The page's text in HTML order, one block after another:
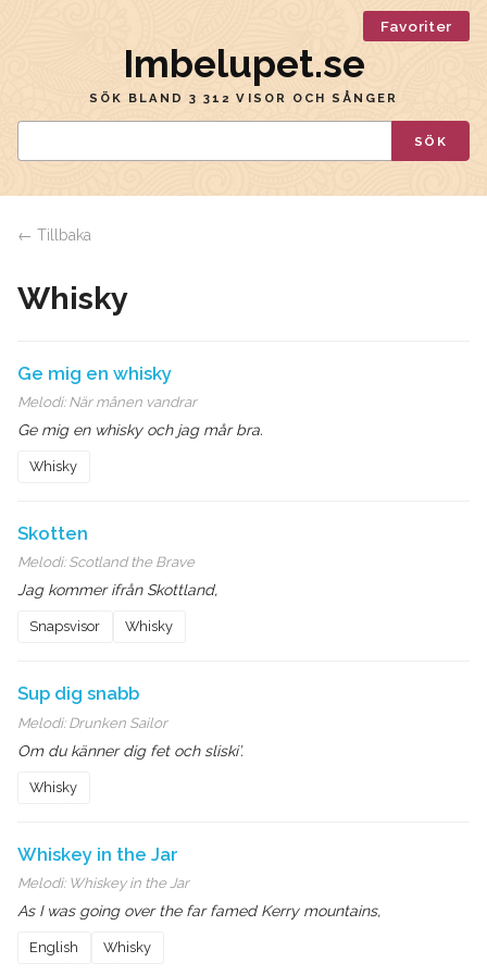
Favoriter
Imbelupet.se
SÖK BLAND 3 312 VISOR OCH SÅNGER
SÖK
← Tillbaka
Whisky
Ge mig en whisky
Melodi: När månen vandrar
Ge mig en whisky och jag mår bra.
Whisky
Skotten
Melodi: Scotland the Brave
Jag kommer ifrån Skottland,
Snapsvisor Whisky
Sup dig snabb
Melodi: Drunken Sailor
Om du känner dig fet och sliski’.
Whisky
Whiskey in the Jar
Melodi: Whiskey in the Jar
As I was going over the far famed Kerry mountains,
English Whisky